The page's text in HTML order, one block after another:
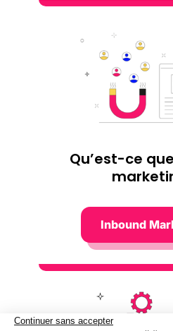
Qu’est-ce
Inbound